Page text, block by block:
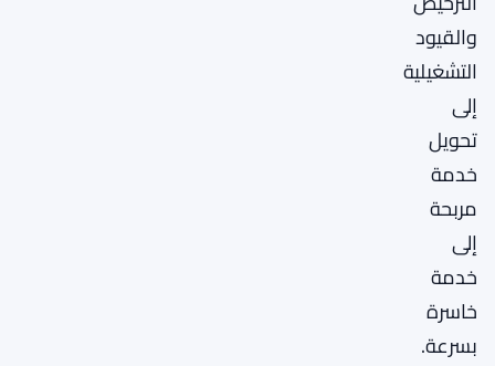
والقيود
التشغيلية
إلى
تحويل
خدمة
مربحة
إلى
خدمة
خاسرة
بسرعة.